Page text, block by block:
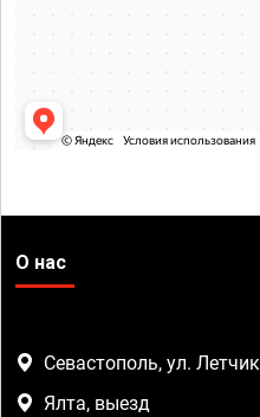
О нас
Севастополь, ул.
Ялта, выезд